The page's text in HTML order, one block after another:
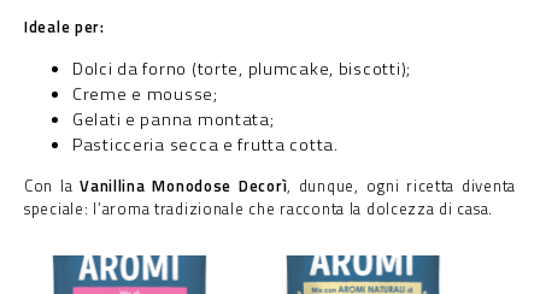
Ideale per:
Dolci da forno (torte, plumcake, biscotti);
Creme e mousse;
Gelati e panna montata;
Pasticceria secca e frutta cotta.
Con laVanillina Monodose Decorì, dunque, ogni ricetta diventa
speciale: l’aroma tradizionale che racconta la dolcezza di casa.